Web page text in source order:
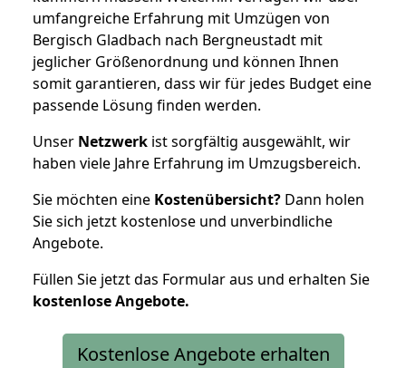
umfangreiche Erfahrung mit Umzügen von
Bergisch Gladbach nach Bergneustadt mit
jeglicher Größenordnung und können Ihnen
somit garantieren, dass wir für jedes Budget eine
passende Lösung finden werden.
Unser Netzwerk ist sorgfältig ausgewählt, wir
haben viele Jahre Erfahrung im Umzugsbereich.
Sie möchten eine Kostenübersicht? Dann holen
Sie sich jetzt kostenlose und unverbindliche
Angebote.
Füllen Sie jetzt das Formular aus und erhalten Sie
kostenloseAngebote.
Kostenlose Angebote erhalten